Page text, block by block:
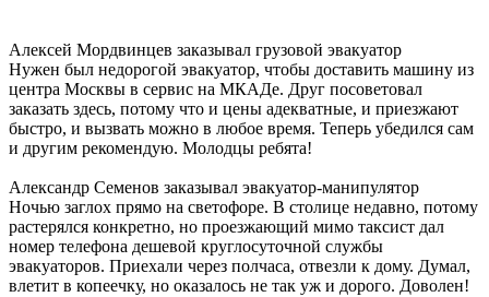
Алексей Мордвинцев заказывал грузовой эвакуатор
Нужен был недорогой эвакуатор, чтобы доставить машину из
центра Москвы в сервис на МКАДе. Друг посоветовал
заказать здесь, потому что и цены адекватные, и приезжают
быстро, и вызвать можно в любое время. Теперь убедился сам
и другим рекомендую. Молодцы ребята!
Александр Семенов заказывал эвакуатор-манипулятор
Ночью заглох прямо на светофоре. В столице недавно, потому
растерялся конкретно, но проезжающий мимо таксист дал
номер телефона дешевой круглосуточной службы
эвакуаторов. Приехали через полчаса, отвезли к дому. Думал,
влетит в копеечку, но оказалось не так уж и дорого. Доволен!